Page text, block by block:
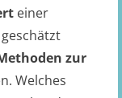
einer
zur
Welches